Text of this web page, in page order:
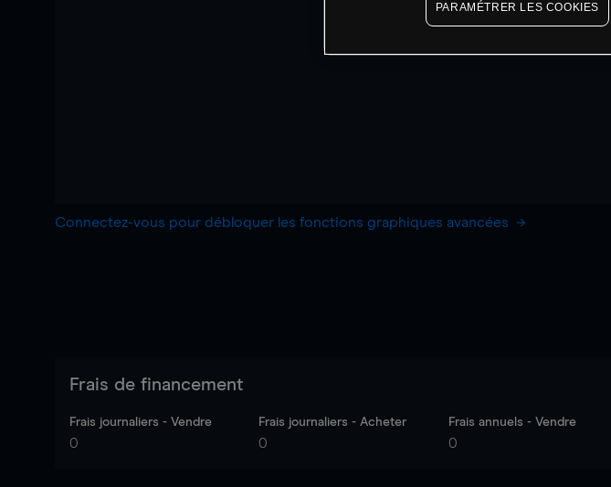
Connectez-vous pour débloquer les fonctions graphiques avancées
Frais de financement
Frais journaliers - Vendre
0
Frais journaliers - Acheter
0
Frais annuels - Vendre
0
PARAMÉTRER LES COOKIES